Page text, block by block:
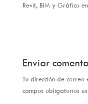
Revit, BIM y Gráfico
Enviar
Tu dirección de correo
campos obligatorios